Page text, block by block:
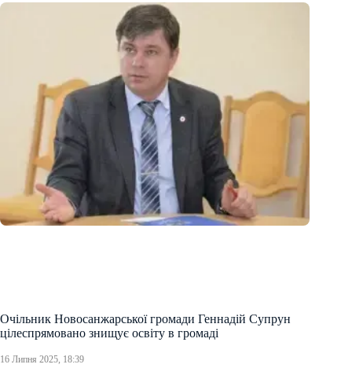
Очільник Новосанжарської громади Геннадій Супрун
цілеспрямовано знищує освіту в громаді
16 Липня 2025, 18:39